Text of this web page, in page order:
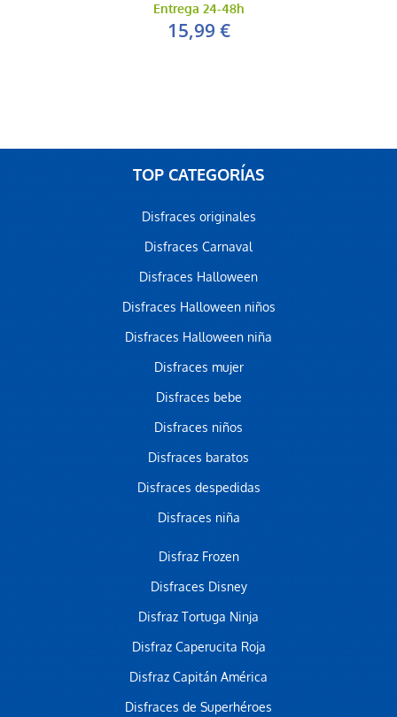
Entrega 24-48h
15,99 €
TOP CATEGORÍAS
Disfraces originales
Disfraces Carnaval
Disfraces Halloween
Disfraces Halloween niños
Disfraces Halloween niña
Disfraces mujer
Disfraces bebe
Disfraces niños
Disfraces baratos
Disfraces despedidas
Disfraces niña
Disfraz Frozen
Disfraces Disney
Disfraz Tortuga Ninja
Disfraz Caperucita Roja
Disfraz Capitán América
Disfraces de Superhéroes